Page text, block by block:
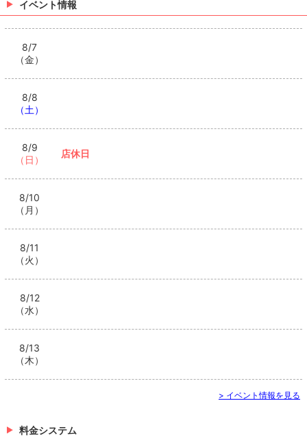
イベント情報
8/7
（金）
8/8
（土）
8/9
（日）
店休日
8/10
（月）
8/11
（火）
8/12
（水）
8/13
（木）
> イベント情報を見る
料金システム